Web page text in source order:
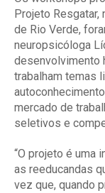
Projeto Resgatar,
de Rio Verde,
neuropsicóloga
desenvolvimento
trabalham temas
mercado de
seletivos e
“O projeto é uma
as reeducandas
vez que, quando